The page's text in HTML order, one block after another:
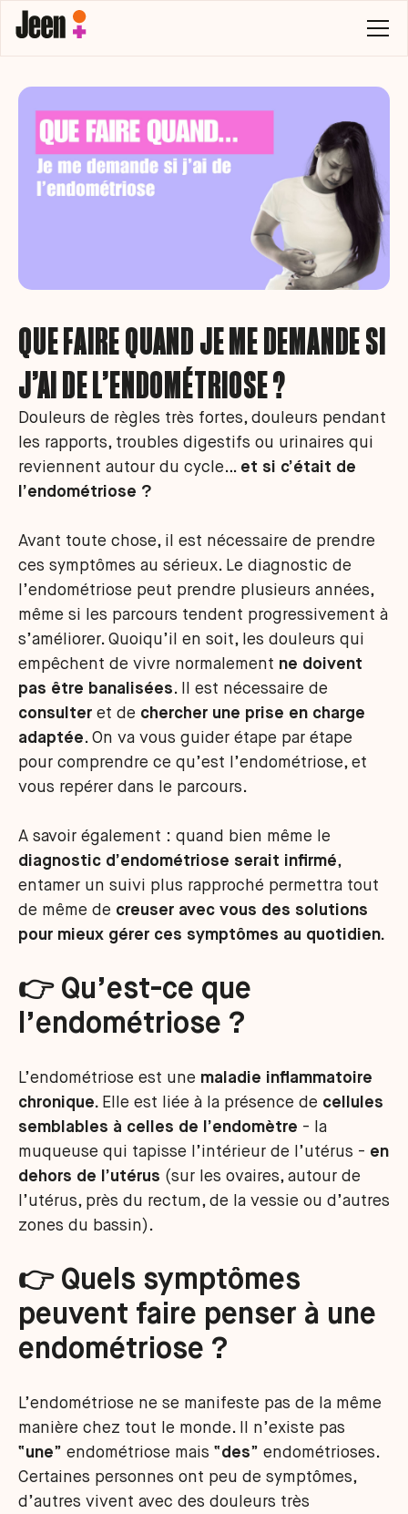
QUE FAIRE QUAND JE ME DEMANDE SI
J’AI DE L’ENDOMÉTRIOSE ?
Douleurs de règles très fortes, douleurs pendant
les rapports, troubles digestifs ou urinaires qui
reviennent autour du cycle… et si c’était de
l’endométriose ?
Avant toute chose, il est nécessaire de prendre
ces symptômes au sérieux. Le diagnostic de
l’endométriose peut prendre plusieurs années,
même si les parcours tendent progressivement à
s’améliorer. Quoiqu’il en soit, les douleurs qui
empêchent de vivre normalement ne doivent
pas être banalisées. Il est nécessaire de
consulter et de chercher une prise en charge
adaptée. On va vous guider étape par étape
pour comprendre ce qu’est l’endométriose, et
vous repérer dans le parcours.
A savoir également : quand bien même le
diagnostic d’endométriose serait infirmé,
entamer un suivi plus rapproché permettra tout
de même de creuser avec vous des solutions
pour mieux gérer ces symptômes au quotidien.
👉 Qu’est-ce que
l’endométriose ?
L’endométriose est une maladie inflammatoire
chronique. Elle est liée à la présence de cellules
semblables à celles de l’endomètre - la
muqueuse qui tapisse l’intérieur de l’utérus - en
dehors de l’utérus (sur les ovaires, autour de
l’utérus, près du rectum, de la vessie ou d’autres
zones du bassin).
👉 Quels symptômes
peuvent faire penser à une
endométriose ?
L’endométriose ne se manifeste pas de la même
manière chez tout le monde. Il n’existe pas
“une” endométriose mais “des” endométrioses.
Certaines personnes ont peu de symptômes,
d’autres vivent avec des douleurs très